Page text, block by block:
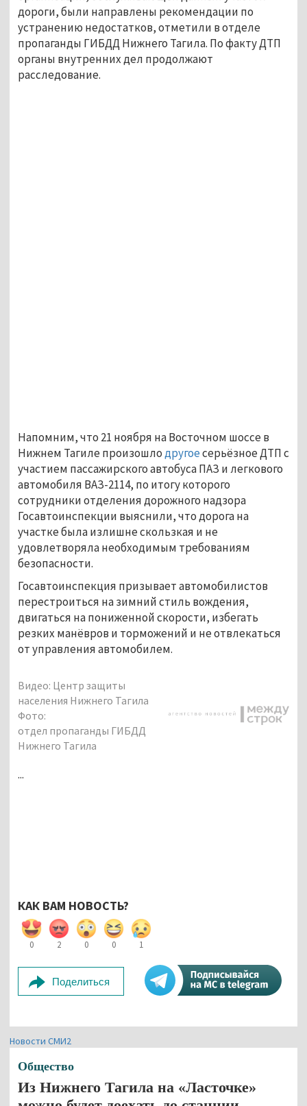
дороги, были направлены рекомендации по
устранению недостатков, отметили в отделе
пропаганды ГИБДД Нижнего Тагила. По факту ДТП
органы внутренних дел продолжают
расследование.
Напомним, что 21 ноября на Восточном шоссе в
Нижнем Тагиле произошлодругоесерьёзное ДТП с
участием пассажирского автобуса ПАЗ и легкового
автомобиля ВАЗ-2114, по итогу которого
сотрудники отделения дорожного надзора
Госавтоинспекции выяснили, что дорога на
участке была излишне скользкая и не
удовлетворяла необходимым требованиям
безопасности.
Госавтоинспекция призывает автомобилистов
перестроиться на зимний стиль вождения,
двигаться на пониженной скорости, избегать
резких манёвров и торможений и не отвлекаться
от управления автомобилем.
Видео: Центр защиты
населения Нижнего Тагила
Фото:
отдел пропаганды ГИБДД
Нижнего Тагила
...
КАК ВАМ НОВОСТЬ?
0 2 0 0 1
Поделиться
Новости СМИ2
Общество
Из Нижнего Тагила на «Ласточке»